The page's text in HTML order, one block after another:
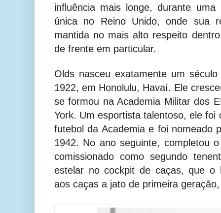
influência mais longe, durante uma
única no Reino Unido, onde sua
mantida no mais alto respeito
de frente em particular.
Olds nasceu exatamente um
1922, em Honolulu, Havaí. Ele
se formou na Academia Militar dos
York. Um esportista talentoso, ele
futebol da Academia e foi nomeado
1942. No ano seguinte, completou
comissionado como segundo
estelar no cockpit de caças, que o
aos caças a jato de primeira